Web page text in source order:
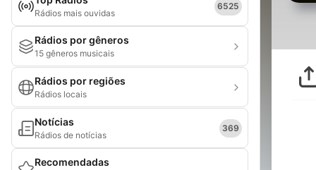
Rádios mais ouvidas
6525
Rádios por gêneros
15 gêneros musicais
Rádios por regiões
Rádios locais
Notícias
Rádios de notícias
369
Recomendadas